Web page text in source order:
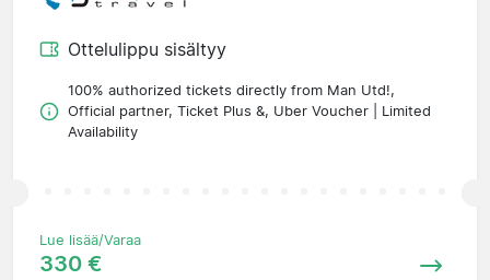
Ottelulippu sisältyy
100% authorized tickets directly from Man Utd!,
Official partner, Ticket Plus &, Uber Voucher | Limited
Availability
Lue lisää/Varaa
330 €